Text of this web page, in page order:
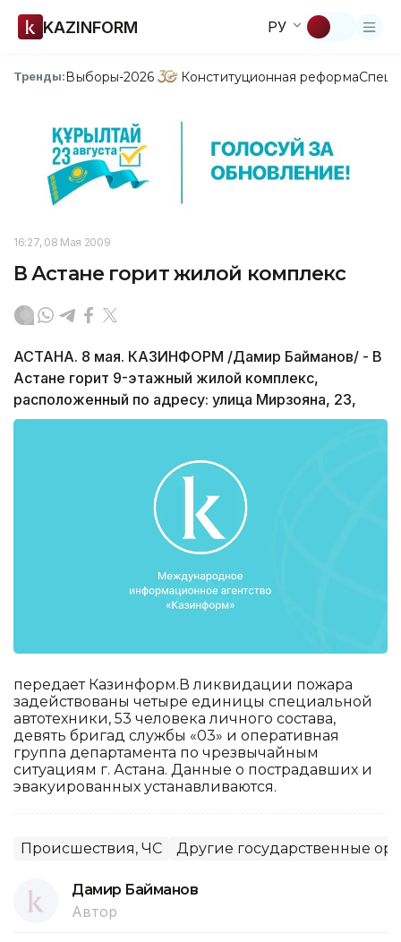
KAZINFORM РУ
Тренды:Выборы-2026 Конституционная реформа
16:27, 08 Мая 2009
В Астане горит жилой комплекс
АСТАНА. 8 мая. КАЗИНФОРМ /Дамир Байманов/ - В
Астане горит 9-этажный жилой комплекс,
расположенный по адресу: улица Мирзояна, 23,
передает Казинформ.В ликвидации пожара
задействованы четыре единицы специальной
автотехники, 53 человека личного состава,
девять бригад службы «03» и оперативная
группа департамента по чрезвычайным
ситуациям г. Астана. Данные о пострадавших и
эвакуированных устанавливаются.
Происшествия, ЧС Другие государственные
Дамир Байманов
Автор